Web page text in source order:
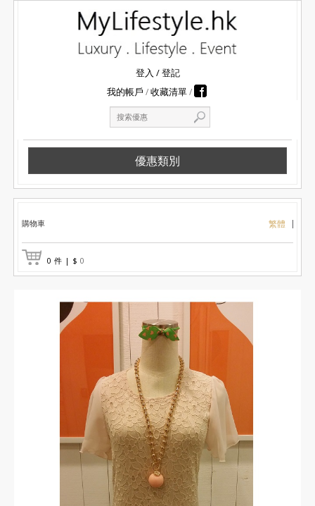
登入 /登記
我的帳戶
收藏清單
優惠類別
購物車 繁體
0 件 | $ 0